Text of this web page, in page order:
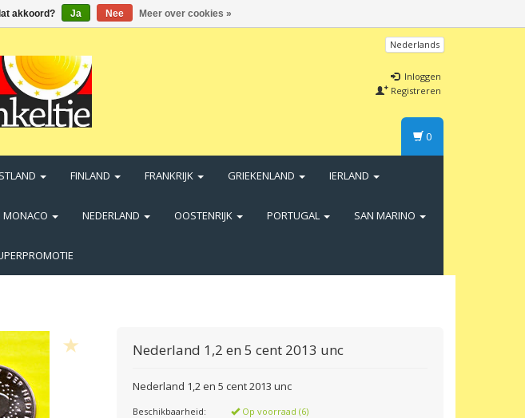
Nederlands
Inloggen
Registreren
FINLAND FRANKRIJK GRIEKENLAND IERLAND
MONACO NEDERLAND OOSTENRIJK PORTUGAL SAN MARINO
0
Nederland 1,2 en 5 cent 2013 unc
Nederland 1,2 en 5 cent 2013 unc
Beschikbaarheid: Op voorraad (6)
akkoord? Ja Nee Meer over cookies »